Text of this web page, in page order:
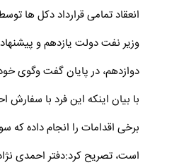
انعقاد تمامی قرارداد دکل ها
وزیر نفت دولت یازدهم و
دوازدهم، در پایان گفت وگوی
با بیان اینکه این فرد با سفارش
برخی اقدامات را انجام داده که
است، تصریح کرد:دفتر احمدی